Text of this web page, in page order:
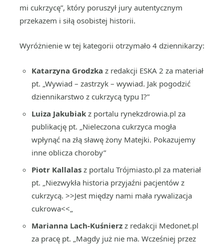
mi cukrzycę”, który poruszył jury autentycznym
przekazem i siłą osobistej historii.
Wyróżnienie w tej kategorii otrzymało 4 dziennikarzy:
Katarzyna Grodzka z redakcji ESKA 2 za materiał
pt. „Wywiad – zastrzyk – wywiad. Jak pogodzić
dziennikarstwo z cukrzycą typu I?”
Luiza Jakubiak z portalu rynekzdrowia.pl za
publikację pt. „Nieleczona cukrzyca mogła
wpłynąć na złą sławę żony Matejki. Pokazujemy
inne oblicza choroby”
Piotr Kallalas z portalu Trójmiasto.pl za materiał
pt. „Niezwykła historia przyjaźni pacjentów z
cukrzycą. >>Jest między nami mała rywalizacja
cukrowa<<„
Marianna Lach-Kuśnierz z redakcji Medonet.pl
za pracę pt. „Magdy już nie ma. Wcześniej przez